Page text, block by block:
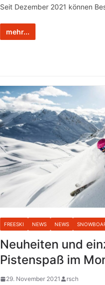
Seit Dezember 2021 können
mehr...
FREESKI NEWS NEWS
Neuheiten und
Pistenspaß im
29. November 2021
rsch